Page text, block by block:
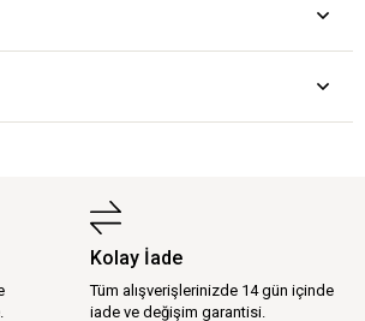
Kolay İade
Tüm alışverişlerinizde 14 gün içinde
iade ve değişim garantisi.